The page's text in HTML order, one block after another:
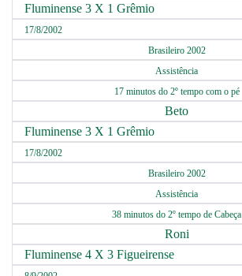
Fluminense 3 X 1 Grêmio
17/8/2002
Brasileiro 2002
Assistência
17 minutos do 2º tempo com o pé
Beto
Fluminense 3 X 1 Grêmio
17/8/2002
Brasileiro 2002
Assistência
38 minutos do 2º tempo de Cabeça
Roni
Fluminense 4 X 3 Figueirense